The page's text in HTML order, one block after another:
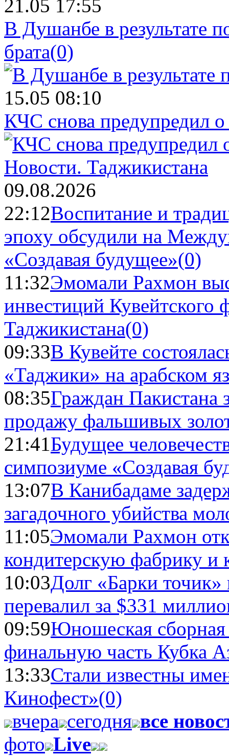
21.05 17:55
В Душанбе в результате
брата(0)
15.05 08:10
КЧС снова предупредил
Новости. Таджикистана
09.08.2026
22:12Воспитание и
эпоху обсудили на
«Создавая будущее»(0)
11:32Эмомали Рахмон
инвестиций Кувейтского
Таджикистана(0)
09:33В Кувейте
«Таджики» на арабском
08:35Граждан Пакистана
продажу фальшивых
21:41Будущее
симпозиуме «Создавая
13:07В Канибадаме
загадочного убийства
11:05Эмомали Рахмон
кондитерскую фабрику и
10:03Долг «Барки
перевалил за $331
09:59Юношеская
финальную часть Кубка
13:33Стали известны
Кинофест»(0)
вчера сегодня все
фото Live